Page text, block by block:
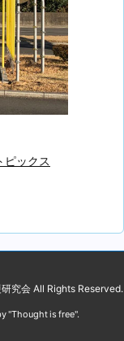
ピックス
究会All Rights Reserved.
"Thought is free".